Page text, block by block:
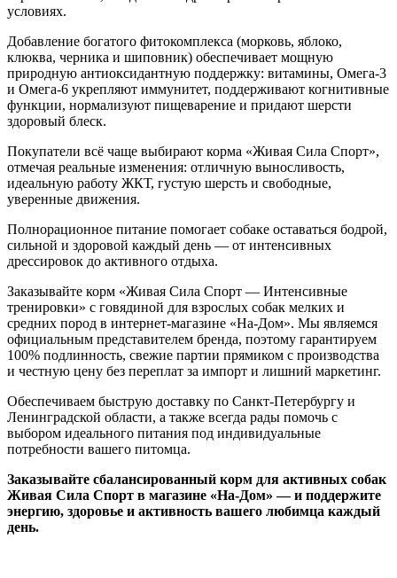
условиях.
Добавление богатого фитокомплекса (морковь, яблоко,
клюква, черника и шиповник) обеспечивает мощную
природную антиоксидантную поддержку: витамины, Омега-3
и Омега-6 укрепляют иммунитет, поддерживают когнитивные
функции, нормализуют пищеварение и придают шерсти
здоровый блеск.
Покупатели всё чаще выбирают корма «Живая Сила Спорт»,
отмечая реальные изменения: отличную выносливость,
идеальную работу ЖКТ, густую шерсть и свободные,
уверенные движения.
Полнорационное питание помогает собаке оставаться бодрой,
сильной и здоровой каждый день — от интенсивных
дрессировок до активного отдыха.
Заказывайте корм «Живая Сила Спорт — Интенсивные
тренировки» с говядиной для взрослых собак мелких и
средних пород в интернет-магазине «На-Дом». Мы являемся
официальным представителем бренда, поэтому гарантируем
100% подлинность, свежие партии прямиком с производства
и честную цену без переплат за импорт и лишний маркетинг.
Обеспечиваем быструю доставку по Санкт-Петербургу и
Ленинградской области, а также всегда рады помочь с
выбором идеального питания под индивидуальные
потребности вашего питомца.
Заказывайте сбалансированный корм для активных собак
Живая Сила Спорт в магазине «На-Дом» — и поддержите
энергию, здоровье и активность вашего любимца каждый
день.